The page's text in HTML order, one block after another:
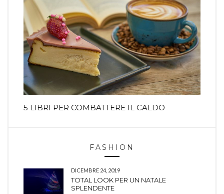
5 LIBRI PER COMBATTERE IL CALDO
FASHION
DICEMBRE 24, 2019
TOTAL LOOK PER UN NATALE
SPLENDENTE